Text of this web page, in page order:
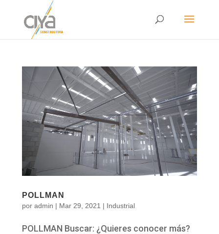
POLLMAN
por admin | Mar 29, 2021 | Industrial
POLLMAN Buscar: ¿Quieres conocer más?